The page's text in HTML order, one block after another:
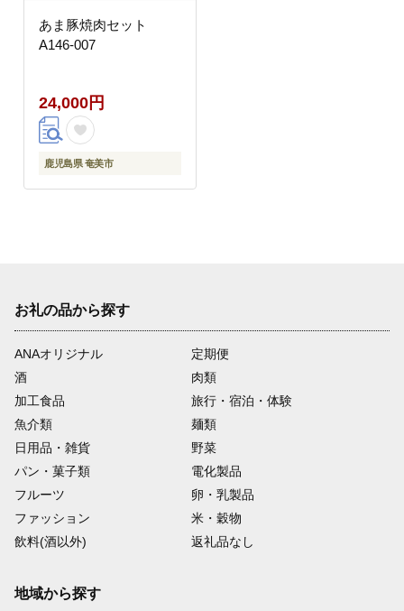
あま豚焼肉セット
A146-007
24,000円
鹿児島県 奄美市
お礼の品から探す
ANAオリジナル
定期便
酒
肉類
加工食品
旅行・宿泊・体験
魚介類
麺類
日用品・雑貨
野菜
パン・菓子類
電化製品
フルーツ
卵・乳製品
ファッション
米・穀物
飲料(酒以外)
返礼品なし
地域から探す